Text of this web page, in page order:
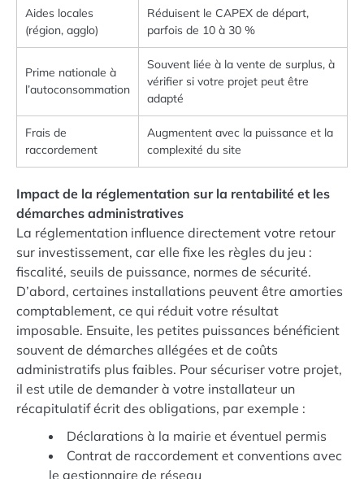
Aides locales
(région, agglo)
Réduisent le CAPEX de départ,
parfois de 10 à 30 %
Prime nationale à
l’autoconsommation
Souvent liée à la vente de surplus, à
vérifier si votre projet peut être
adapté
Frais de
raccordement
Augmentent avec la puissance et la
complexité du site
Impact de la réglementation sur la rentabilité et les
démarches administratives
La réglementation influence directement votre retour
sur investissement, car elle fixe les règles du jeu :
fiscalité, seuils de puissance, normes de sécurité.
D’abord, certaines installations peuvent être amorties
comptablement, ce qui réduit votre résultat
imposable. Ensuite, les petites puissances bénéficient
souvent de démarches allégées et de coûts
administratifs plus faibles. Pour sécuriser votre projet,
il est utile de demander à votre installateur un
récapitulatif écrit des obligations, par exemple :
Déclarations à la mairie et éventuel permis
Contrat de raccordement et conventions avec
le gestionnaire de réseau